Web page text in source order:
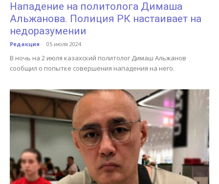
Нападение на политолога Димаша
Альжанова. Полиция РК настаивает на
недоразумении
Редакция - 05 июля 2024
В ночь на 2 июля казахский политолог Димаш Альжанов
сообщил о попытке совершения нападения на него.